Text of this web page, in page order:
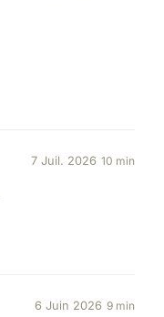
7 Juil. 2026 10 min
6 Juin 2026 9 min